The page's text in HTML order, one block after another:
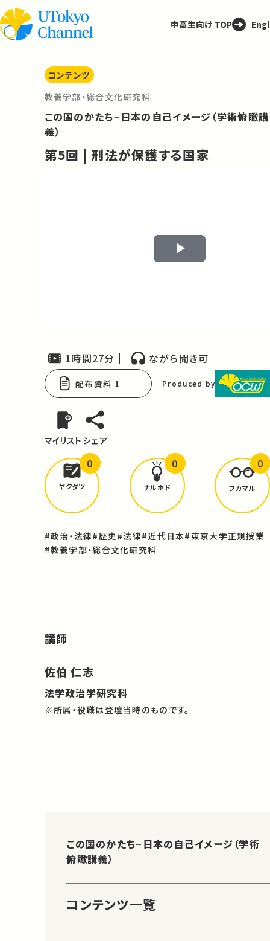
中高生向け TOP
コンテンツ
教養学部・総合文化研究科
この国のかたち−日本の自己イメージ（学術俯瞰講
義）
第5回 | 刑法が保護する国家
Play
1時間27分 ながら聞き可
配布資料 1 Produced by
マイリスト シェア
どんな学びがありましたか？
ヤクダツ
0
ナルホド
0
フカマル
0
#政治・法律#歴史#法律#近代日本#東京大学正規授業
#教養学部・総合文化研究科
講師
佐伯 仁志
法学政治学研究科
※所属・役職は登壇当時のものです。
この国のかたち−日本の自己イメージ（学術
俯瞰講義）
コンテンツ一覧